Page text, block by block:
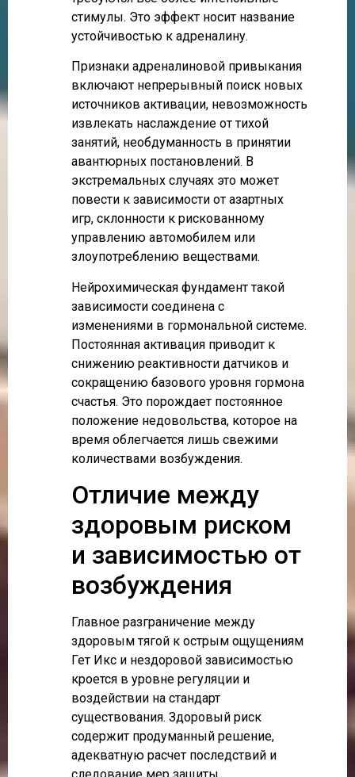
стимулы. Это эффект носит название
устойчивостью к адреналину.
Признаки адреналиновой привыкания
включают непрерывный поиск новых
источников активации, невозможность
извлекать наслаждение от тихой
занятий, необдуманность в принятии
авантюрных постановлений. В
экстремальных случаях это может
повести к зависимости от азартных
игр, склонности к рискованному
управлению автомобилем или
злоупотреблению веществами.
Нейрохимическая фундамент такой
зависимости соединена с
изменениями в гормональной системе.
Постоянная активация приводит к
снижению реактивности датчиков и
сокращению базового уровня гормона
счастья. Это порождает постоянное
положение недовольства, которое на
время облегчается лишь свежими
количествами возбуждения.
Отличие между
здоровым риском
и зависимостью от
возбуждения
Главное разграничение между
здоровым тягой к острым ощущениям
Гет Икс и нездоровой зависимостью
кроется в уровне регуляции и
воздействии на стандарт
существования. Здоровый риск
содержит продуманный решение,
адекватную расчет последствий и